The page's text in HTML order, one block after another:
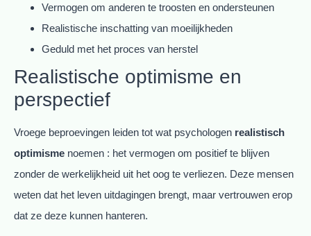
Vermogen om anderen te troosten en ondersteunen
Realistische inschatting van moeilijkheden
Geduld met het proces van herstel
Realistische optimisme en
perspectief
Vroege beproevingen leiden tot wat psychologen realistisch
optimisme noemen : het vermogen om positief te blijven
zonder de werkelijkheid uit het oog te verliezen. Deze mensen
weten dat het leven uitdagingen brengt, maar vertrouwen erop
dat ze deze kunnen hanteren.